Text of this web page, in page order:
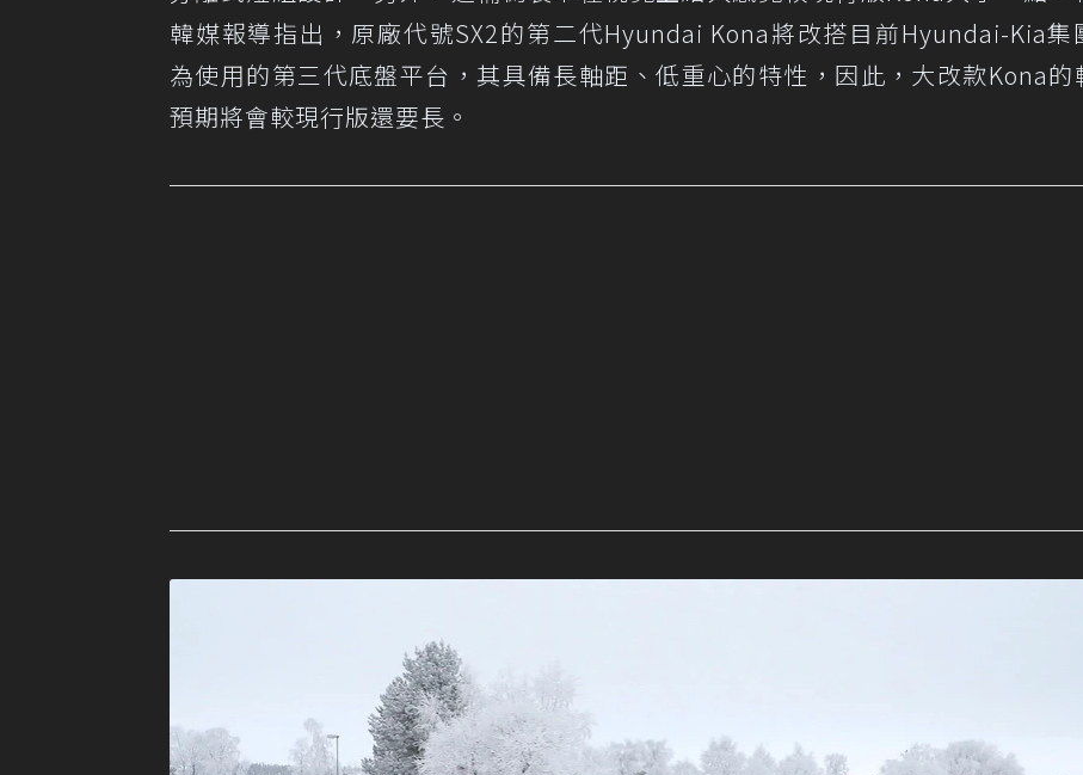
韓媒報導指出，原廠代號SX2的第二代Hyundai Kona將改搭目前Hyundai-Kia集
為使用的第三代底盤平台，其具備長軸距、低重心的特性，因此，大改款Kona的
預期將會較現行版還要長。